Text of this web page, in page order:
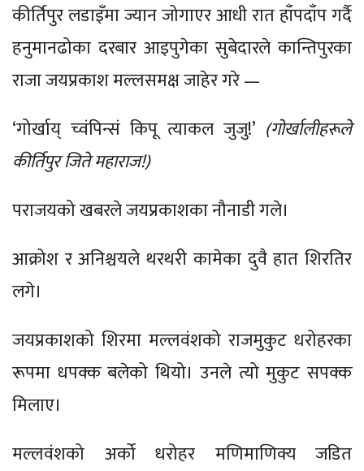
कीर्तिपुर लडाइँमा ज्यान जोगाएर आधी रात हाँपदाँप गर्दै
हनुमानढोका दरबार आइपुगेका सुबेदारले कान्तिपुरका
राजा जयप्रकाश मल्लसमक्ष जाहेर गरे —
‘गोर्खाय् च्वंपिन्सं किपू त्याकल जुजु!’ (गोर्खालीहरूले
कीर्तिपुर जिते महाराज!)
पराजयको खबरले जयप्रकाशका नौनाडी गले।
आक्रोश र अनिश्चयले थरथरी कामेका दुवै हात शिरतिर
लगे।
जयप्रकाशको शिरमा मल्लवंशको राजमुकुट धरोहरका
रूपमा धपक्क बलेको थियो। उनले त्यो मुकुट सपक्क
मिलाए।
मल्लवंशको अर्को धरोहर मणिमाणिक्य जडित